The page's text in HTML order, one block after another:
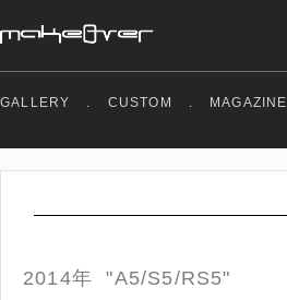
GALLERY . CUSTOM . MAGAZINE
2014年 "A5/S5/RS5"